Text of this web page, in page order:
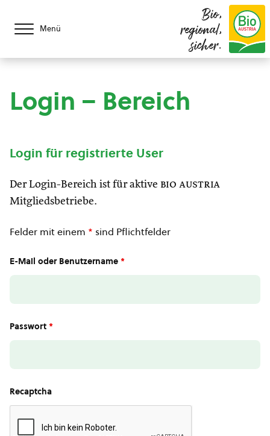
Menü
Bio,
regional,
sicher.
Login – Bereich
Login für registrierte User
Der Login-Bereich ist für aktive bio austria
Mitgliedsbetriebe.
Felder mit einem * sind Pflichtfelder
E-Mail oder Benutzername *
Passwort *
Recaptcha